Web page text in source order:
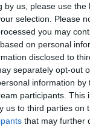
by us, please use the
selection. Please
you may
on personal
disclosed to
separately opt-out
information by
participants. This
us to third parties on
that may further
email e site